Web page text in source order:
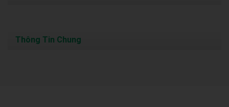
Thông Tin Chung